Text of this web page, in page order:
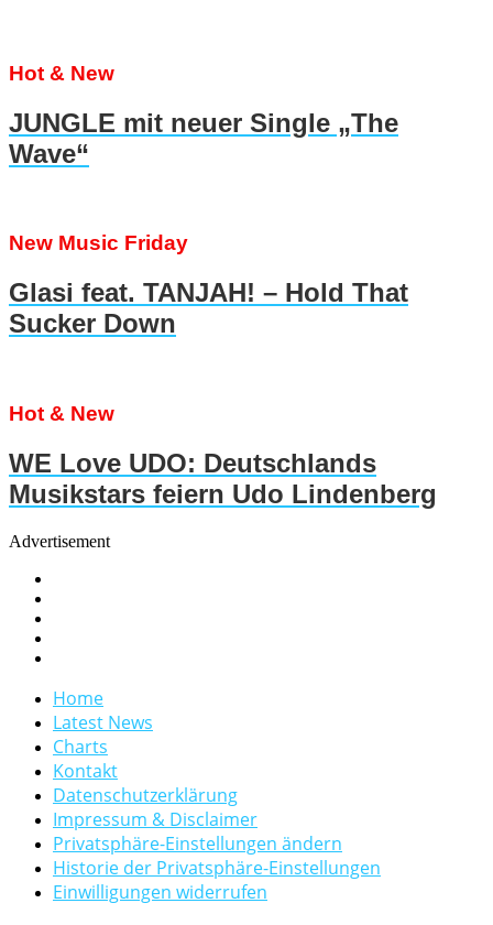
Hot & New
JUNGLE mit neuer Single „The
Wave“
New Music Friday
Glasi feat. TANJAH! – Hold That
Sucker Down
Hot & New
WE Love UDO: Deutschlands
Musikstars feiern Udo Lindenberg
Advertisement
Home
Latest News
Charts
Kontakt
Datenschutzerklärung
Impressum & Disclaimer
Privatsphäre-Einstellungen ändern
Historie der Privatsphäre-Einstellungen
Einwilligungen widerrufen